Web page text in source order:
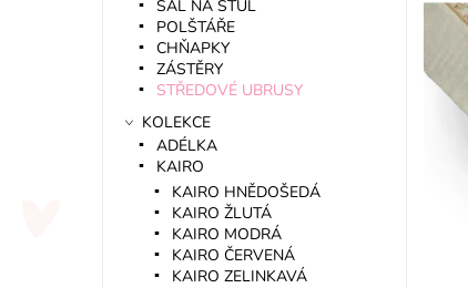
ŠÁL NA STŮL
POLŠTÁŘE
CHŇAPKY
ZÁSTĚRY
STŘEDOVÉ UBRUSY
KOLEKCE
ADÉLKA
KAIRO
KAIRO HNĚDOŠEDÁ
KAIRO ŽLUTÁ
KAIRO MODRÁ
KAIRO ČERVENÁ
KAIRO ZELINKAVÁ